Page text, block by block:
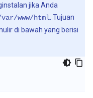
jika Anda
www/html . Tujuan
di bawah yang berisi